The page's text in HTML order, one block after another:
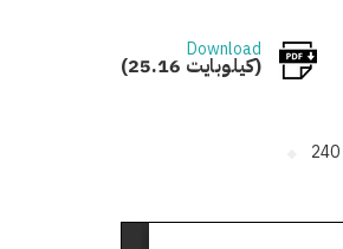
Download
(25.16 كيلوبايت)
240